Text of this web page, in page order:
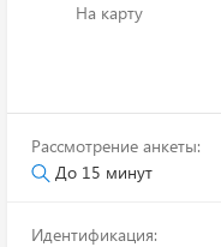
На карту
Рассмотрение анкеты:
До 15 минут
Идентификация: